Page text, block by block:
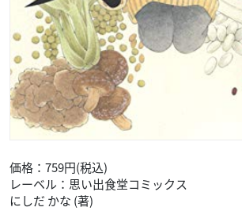
価格：759円(税込)
レーベル：思い出食堂コミックス
にしだ かな (著)